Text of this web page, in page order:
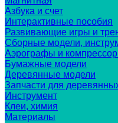
Азбука и счет
Интерактивные пособия
Развивающие игры и
Сборные модели,
Аэрографы и
Бумажные модели
Деревянные модели
Запчасти для
Инструмент
Клеи, химия
Материалы